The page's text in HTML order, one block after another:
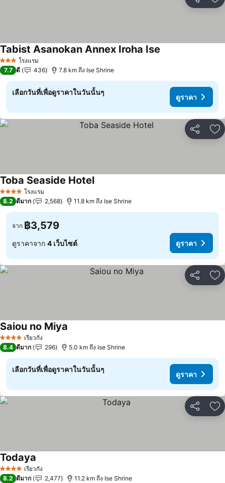
แชร์ เ
3 ดาว โรงแรม
Tabist Asanokan Annex Iroha Ise
7.7 ดี 436 7.8 km ถึง Ise Shrine
เลือกวันที่เพื่อดูราคาในวันนั้นๆ
ดูราคา
แชร์ เ
4 ดาว โรงแรม
Toba Seaside Hotelดูราคา
8.2 ดีมาก 2,568 11.8 km ถึง Ise Shrine
จาก ฿3,579
ดูราคาจาก 4 เว็บไซต์ ดูราคา
แชร์ เ
4 ดาว เรียวกัง
Saiou no Miya
8.4 ดีมาก 296 5.0 km ถึง Ise Shrine
เลือกวันที่เพื่อดูราคาในวันนั้นๆ
ดูราคา
แชร์ เ
4 ดาว เรียวกัง
Todaya
8.2 ดีมาก 2,477 11.2 km ถึง Ise Shrine